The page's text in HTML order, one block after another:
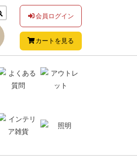
会員ログイン
カートを見る